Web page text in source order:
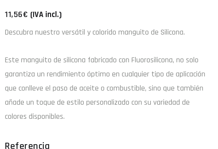
11,56€ (IVA incl.)
Descubra nuestro versátil y colorido manguito de Silicona.
Este manguito de silicona fabricado con Fluorosilicona, no solo
garantiza un rendimiento óptimo en cualquier tipo de aplicación
que conlleve el paso de aceite o combustible, sino que también
añade un toque de estilo personalizado con su variedad de
colores disponibles.